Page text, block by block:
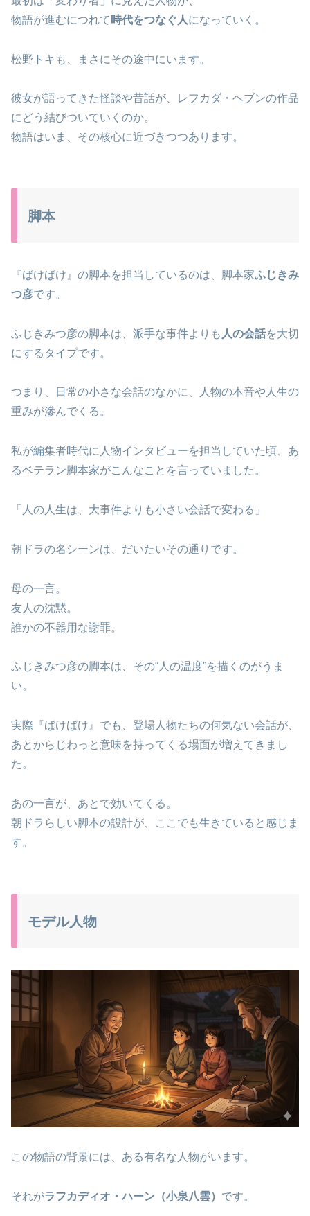
物語が進むにつれて 時代をつなぐ人になっていく。
松野トキも、まさにその途中にいます。
彼女が語ってきた怪談や昔話が、レフカダ・ヘブンの作品
にどう結びついていくのか。
物語はいま、その核心に近づきつつあります。
脚本
『ばけばけ』の脚本を担当しているのは、脚本家ふじきみ
つ彦です。
ふじきみつ彦の脚本は、派手な事件よりも 人の会話を大切
にするタイプです。
つまり、日常の小さな会話のなかに、人物の本音や人生の
重みが滲んでくる。
私が編集者時代に人物インタビューを担当していた頃、あ
るベテラン脚本家がこんなことを言っていました。
「人の人生は、大事件よりも小さい会話で変わる」
朝ドラの名シーンは、だいたいその通りです。
母の一言。
友人の沈黙。
誰かの不器用な謝罪。
ふじきみつ彦の脚本は、その“人の温度”を描くのがうま
い。
実際『ばけばけ』でも、登場人物たちの何気ない会話が、
あとからじわっと意味を持ってくる場面が増えてきまし
た。
あの一言が、あとで効いてくる。
朝ドラらしい脚本の設計が、ここでも生きていると感じま
す。
モデル人物
この物語の背景には、ある有名な人物がいます。
それがラフカディオ・ハーン（小泉八雲） です。